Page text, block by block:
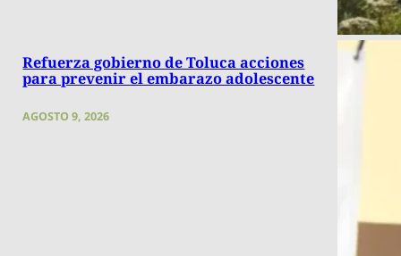
Refuerza gobierno de Toluca acciones
para prevenir el embarazo adolescente
AGOSTO 9, 2026